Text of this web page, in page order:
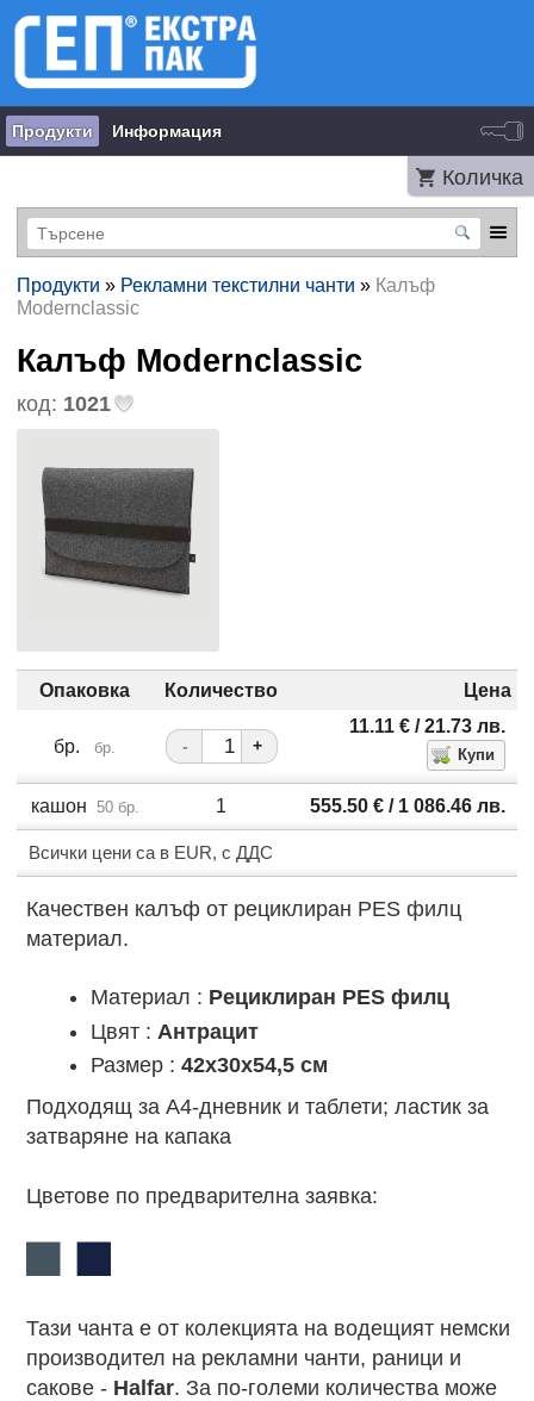
Продукти Информация
Количка
Продукти » Рекламни текстилни чанти » Калъф
Modernclassic
Калъф Modernclassic
код: 1021
Опаковка Количество Цена
бр. бр. - +
11.11 €/ 21.73 лв.
кашон 50 бр. 1 555.50 €/ 1 086.46 лв.
Всички цени са в EUR, с ДДС
Качествен калъф от рециклиран PES филц
материал.
Материал : Рециклиран PES филц
Цвят : Антрацит
Размер : 42x30х54,5 cм
Подходящ за A4-дневник и таблети; ластик за
затваряне на капака
Цветове по предварителна заявка:
Тази чанта е от колекцията на водещият немски
производител на рекламни чанти, раници и
сакове - Halfar. За по-големи количества може